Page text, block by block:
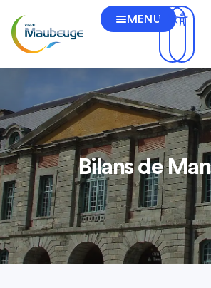
MENU
Bilans de